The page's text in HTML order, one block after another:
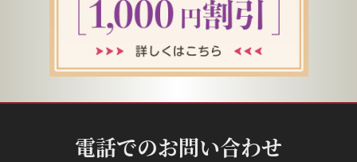
電話でのお問い合わせ